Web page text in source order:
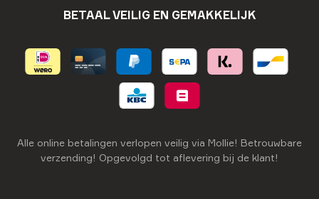
BETAAL VEILIG EN GEMAKKELIJK
Alle online betalingen verlopen veilig via Mollie! Betrouwbare
verzending! Opgevolgd tot aflevering bij de klant!